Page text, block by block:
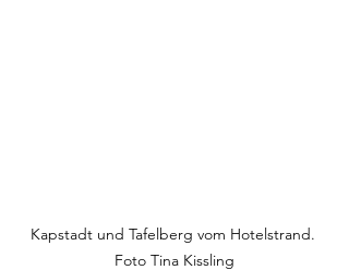
Kapstadt und Tafelberg vom Hotelstrand.
Foto Tina Kissling